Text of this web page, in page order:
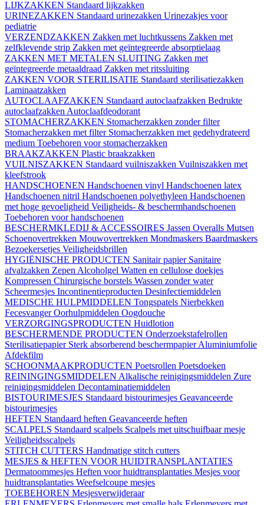
LIJKZAKKEN Standaard lijkzakken
URINEZAKKEN Standaard urinezakken Urinezakjes voor
pediatrie
VERZENDZAKKEN Zakken met luchtkussens Zakken met
zelfklevende strip Zakken met geïntegreerde absorptielaag
ZAKKEN MET METALEN SLUITING Zakken met
geïntegreerde metaaldraad Zakken met ritssluiting
ZAKKEN VOOR STERILISATIE Standaard sterilisatiezakken
Laminaatzakken
AUTOCLAAFZAKKEN Standaard autoclaafzakken Bedrukte
autoclaafzakken Autoclaafdeodorant
STOMACHERZAKKEN Stomacherzakken zonder filter
Stomacherzakken met filter Stomacherzakken met gedehydrateerd
medium Toebehoren voor stomacherzakken
BRAAKZAKKEN Plastic braakzakken
VUILNISZAKKEN Standaard vuilniszakken Vuilniszakken met
kleefstrook
HANDSCHOENEN Handschoenen vinyl Handschoenen latex
Handschoenen nitril Handschoenen polyethyleen Handschoenen
met hoge gevoeligheid Veiligheids- & beschermhandschoenen
Toebehoren voor handschoenen
BESCHERMKLEDIJ & ACCESSOIRES Jassen Overalls Mutsen
Schoenovertrekken Mouwovertrekken Mondmaskers Baardmaskers
Bezoekersetjes Veiligheidsbrillen
HYGIËNISCHE PRODUCTEN Sanitair papier Sanitaire
afvalzakken Zepen Alcoholgel Watten en cellulose doekjes
Kompressen Chirurgische borstels Wassen zonder water
Scheermesjes Incontinentieproducten Desinfectiemiddelen
MEDISCHE HULPMIDDELEN Tongspatels Nierbekken
FecesvangerOorhulpmiddelen Oogdouche
VERZORGINGSPRODUCTEN Huidlotion
BESCHERMENDE PRODUCTEN Onderzoekstafelrollen
Sterilisatiepapier Sterk absorberend beschermpapierAluminiumfolie
Afdekfilm
SCHOONMAAKPRODUCTEN Poetsrollen Poetsdoeken
REININGINGSMIDDELEN Alkalische reinigingsmiddelen Zure
reinigingsmiddelen Decontaminatiemiddelen
BISTOURIMESJES Standaard bistourimesjes Geavanceerde
bistourimesjes
HEFTEN Standaard heften Geavanceerde heften
SCALPELS Standaard scalpels Scalpels met uitschuifbaar mesje
Veiligheidsscalpels
STITCH CUTTERS Handmatige stitch cutters
MESJES & HEFTEN VOOR HUIDTRANSPLANTATIES
Dermatoommesjes Heften voor huidtransplantaties Mesjes voor
huidtransplantaties Weefselcoupe mesjes
TOEBEHOREN Mesjesverwijderaar